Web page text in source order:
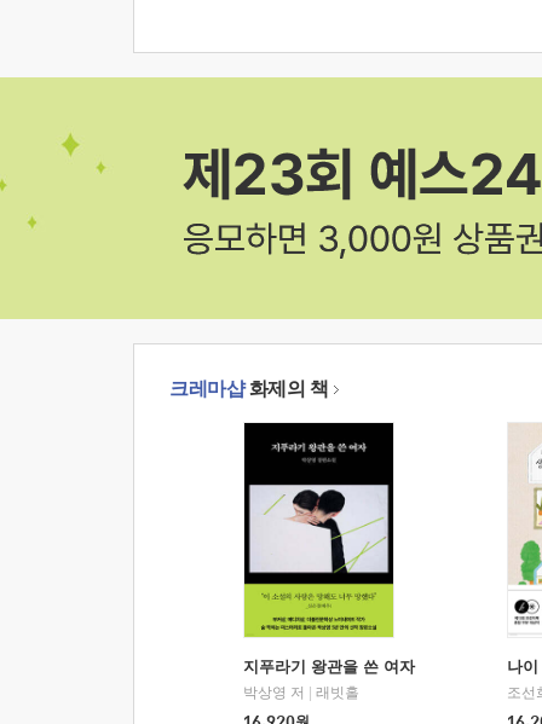
크레마샵화제의 책
지푸라기 왕관을 쓴 여자
박상영 저
래빗홀
나
조선